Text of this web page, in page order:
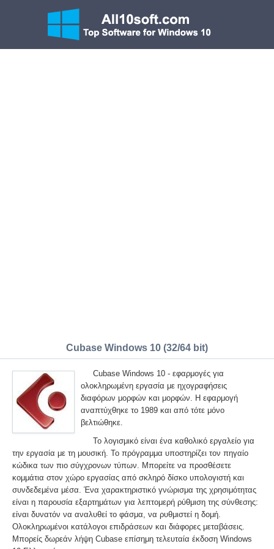
Cubase Windows 10 (32/64 bit)
Cubase Windows 10 - εφαρμογές για
ολοκληρωμένη εργασία με ηχογραφήσεις
διαφόρων μορφών και μορφών. Η εφαρμογή
αναπτύχθηκε το 1989 και από τότε μόνο
βελτιώθηκε.
Το λογισμικό είναι ένα καθολικό εργαλείο για
την εργασία με τη μουσική. Το πρόγραμμα υποστηρίζει τον πηγαίο
κώδικα των πιο σύγχρονων τύπων. Μπορείτε να προσθέσετε
κομμάτια στον χώρο εργασίας από σκληρό δίσκο υπολογιστή και
συνδεδεμένα μέσα. Ένα χαρακτηριστικό γνώρισμα της χρησιμότητας
είναι η παρουσία εξαρτημάτων για λεπτομερή ρύθμιση της σύνθεσης:
είναι δυνατόν να αναλυθεί το φάσμα, να ρυθμιστεί η δομή.
Ολοκληρωμένοι κατάλογοι επιδράσεων και διάφορες μεταβάσεις.
Μπορείς δωρεάν λήψη Cubase επίσημη τελευταία έκδοση Windows